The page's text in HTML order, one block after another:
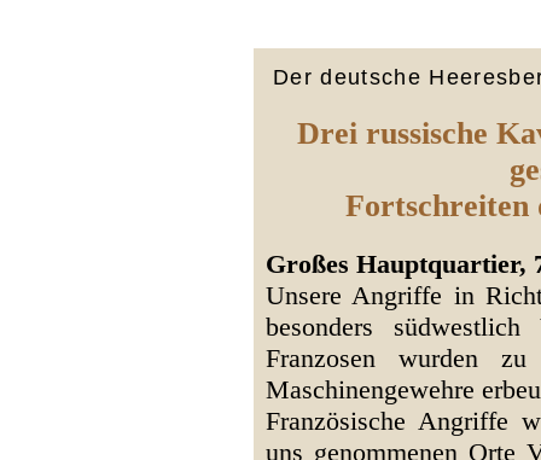
Der deutsche
Drei russische
Fortschreiten
Großes Hauptquartier,
Unsere Angriffe in
besonders
Franzosen wurden
Maschinengewehre
Französische Angriffe
uns genommenen Orte